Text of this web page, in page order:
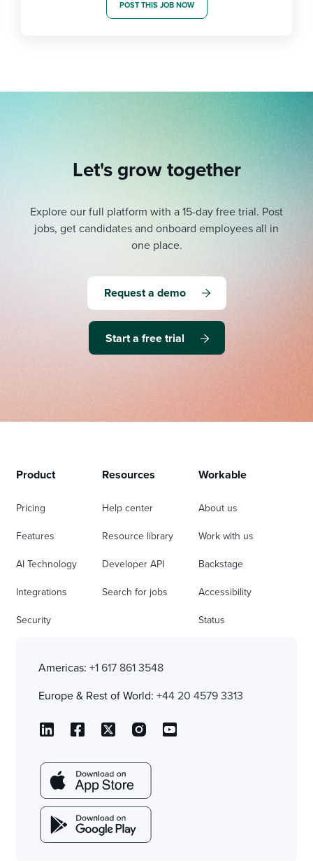
POST THIS JOB NOW
Let's grow together
Explore our full platform with a 15-day free trial. Post
jobs, get candidates and onboard employees all in
one place.
Request a demo
Start a free trial
Product
Pricing
Features
AI Technology
Integrations
Security
Resources
Help center
Resource library
Developer API
Search for jobs
Workable
About us
Work with us
Backstage
Accessibility
Status
Americas: +1 617 861 3548
Europe & Rest of World: +44 20 4579 3313